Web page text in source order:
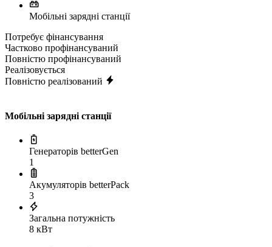
Мобільні зарядні станції
Потребує фінансування
Частково профінансуваний
Повністю профінансуваний
Реалізовується
Повністю реалізований
Мобільні зарядні станції
Генераторів betterGen
1
Акумуляторів betterPack
3
Загальна потужність
8 кВт